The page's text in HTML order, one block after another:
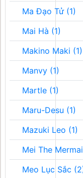
Ma Đạo Tử (1)
Mai Hà (1)
Makino Maki (1)
Manvy (1)
Martle (1)
Maru-Desu (1)
Mazuki Leo (1)
Mei The
Meo Lục Sắc